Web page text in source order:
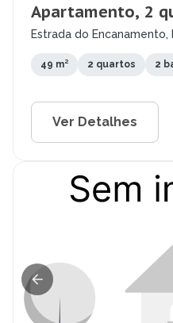
Apartamento, 2
Estrada do Encanamento,
49 m² 2 quartos 2
Ver Detalhes